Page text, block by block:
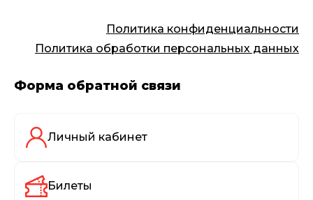
Политика конфиденциальности
Политика обработки персональных данных
Форма обратной связи
Личный кабинет
Билеты